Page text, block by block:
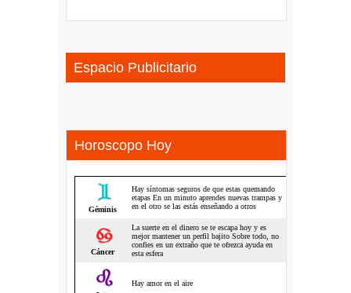
Espacio Publicitario
Horoscopo Hoy